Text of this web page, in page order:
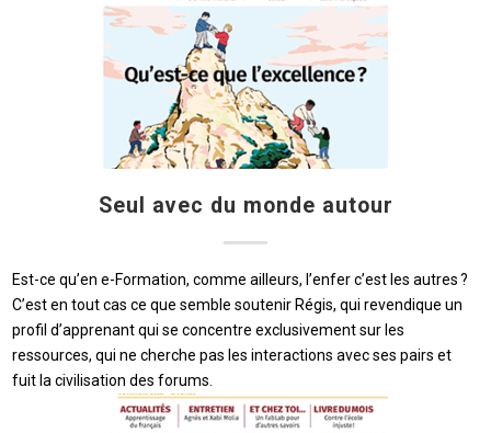
Seul avec du monde autour
Est-ce qu’en e-Formation, comme ailleurs, l’enfer c’est les autres ?
C’est en tout cas ce que semble soutenir Régis, qui revendique un
profil d’apprenant qui se concentre exclusivement sur les
ressources, qui ne cherche pas les interactions avec ses pairs et
fuit la civilisation des forums.